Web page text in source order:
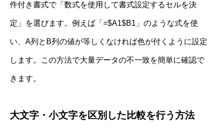
件付き書式で「数式を使用して書式設定するセルを決
定」を選びます。例えば「=$A1$B1」のような式を使
い、A列とB列の値が等しくなければ色が付くように設定
します。この方法で大量データの不一致を簡単に確認で
きます。
大文字・小文字を区別した比較を行う方法